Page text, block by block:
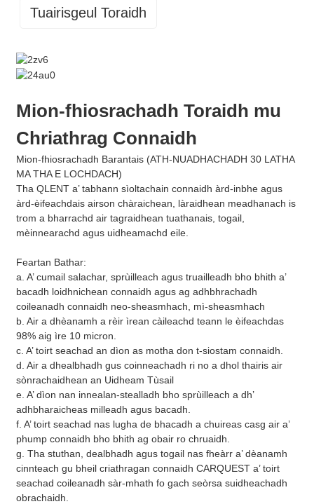
Tuairisgeul Toraidh
Mion-fhiosrachadh Toraidh mu
Chriathrag Connaidh
Mion-fhiosrachadh Barantais (ATH-NUADHACHADH 30 LATHA
MA THA E LOCHDACH)
Tha QLENT a’ tabhann sìoltachain connaidh àrd-inbhe agus
àrd-èifeachdais airson chàraichean, làraidhean meadhanach is
trom a bharrachd air tagraidhean tuathanais, togail,
mèinnearachd agus uidheamachd eile.
Feartan Bathar:
a. A’ cumail salachar, sprùilleach agus truailleadh bho bhith a’
bacadh loidhnichean connaidh agus ag adhbhrachadh
coileanadh connaidh neo-sheasmhach, mì-sheasmhach
b. Air a dhèanamh a rèir ìrean càileachd teann le èifeachdas
98% aig ìre 10 micron.
c. A’ toirt seachad an dìon as motha don t-siostam connaidh.
d. Air a dhealbhadh gus coinneachadh ri no a dhol thairis air
sònrachaidhean an Uidheam Tùsail
e. A’ dìon nan innealan-stealladh bho sprùilleach a dh’
adhbharaicheas milleadh agus bacadh.
f. A’ toirt seachad nas lugha de bhacadh a chuireas casg air a’
phump connaidh bho bhith ag obair ro chruaidh.
g. Tha stuthan, dealbhadh agus togail nas fheàrr a’ dèanamh
cinnteach gu bheil criathragan connaidh CARQUEST a’ toirt
seachad coileanadh sàr-mhath fo gach seòrsa suidheachadh
obrachaidh.